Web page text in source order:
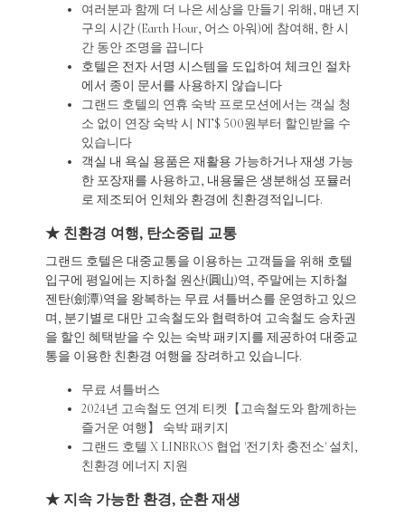
여러분과 함께 더 나은 세상을 만들기 위해, 매년 지
구의 시간 (Earth Hour, 어스 아워)에 참여해, 한 시
간 동안 조명을 끕니다
호텔은 전자 서명 시스템을 도입하여 체크인 절차
에서 종이 문서를 사용하지 않습니다
그랜드 호텔의 연휴 숙박 프로모션에서는 객실 청
소 없이 연장 숙박 시 NT$ 500원부터 할인받을 수
있습니다
객실 내 욕실 용품은 재활용 가능하거나 재생 가능
한 포장재를 사용하고, 내용물은 생분해성 포뮬러
로 제조되어 인체와 환경에 친환경적입니다.
★ 친환경 여행, 탄소중립 교통
그랜드 호텔은 대중교통을 이용하는 고객들을 위해 호텔
입구에 평일에는 지하철 원산(圓山)역, 주말에는 지하철
젠탄(劍潭)역을 왕복하는 무료 셔틀버스를 운영하고 있으
며, 분기별로 대만 고속철도와 협력하여 고속철도 승차권
을 할인 혜택받을 수 있는 숙박 패키지를 제공하여 대중교
통을 이용한 친환경 여행을 장려하고 있습니다.
무료 셔틀버스
2024년 고속철도 연계 티켓【고속철도와 함께하는
즐거운 여행】 숙박 패키지
그랜드 호텔 X LINBROS 협업 '전기차 충전소' 설치,
친환경 에너지 지원
★ 지속 가능한 환경, 순환 재생